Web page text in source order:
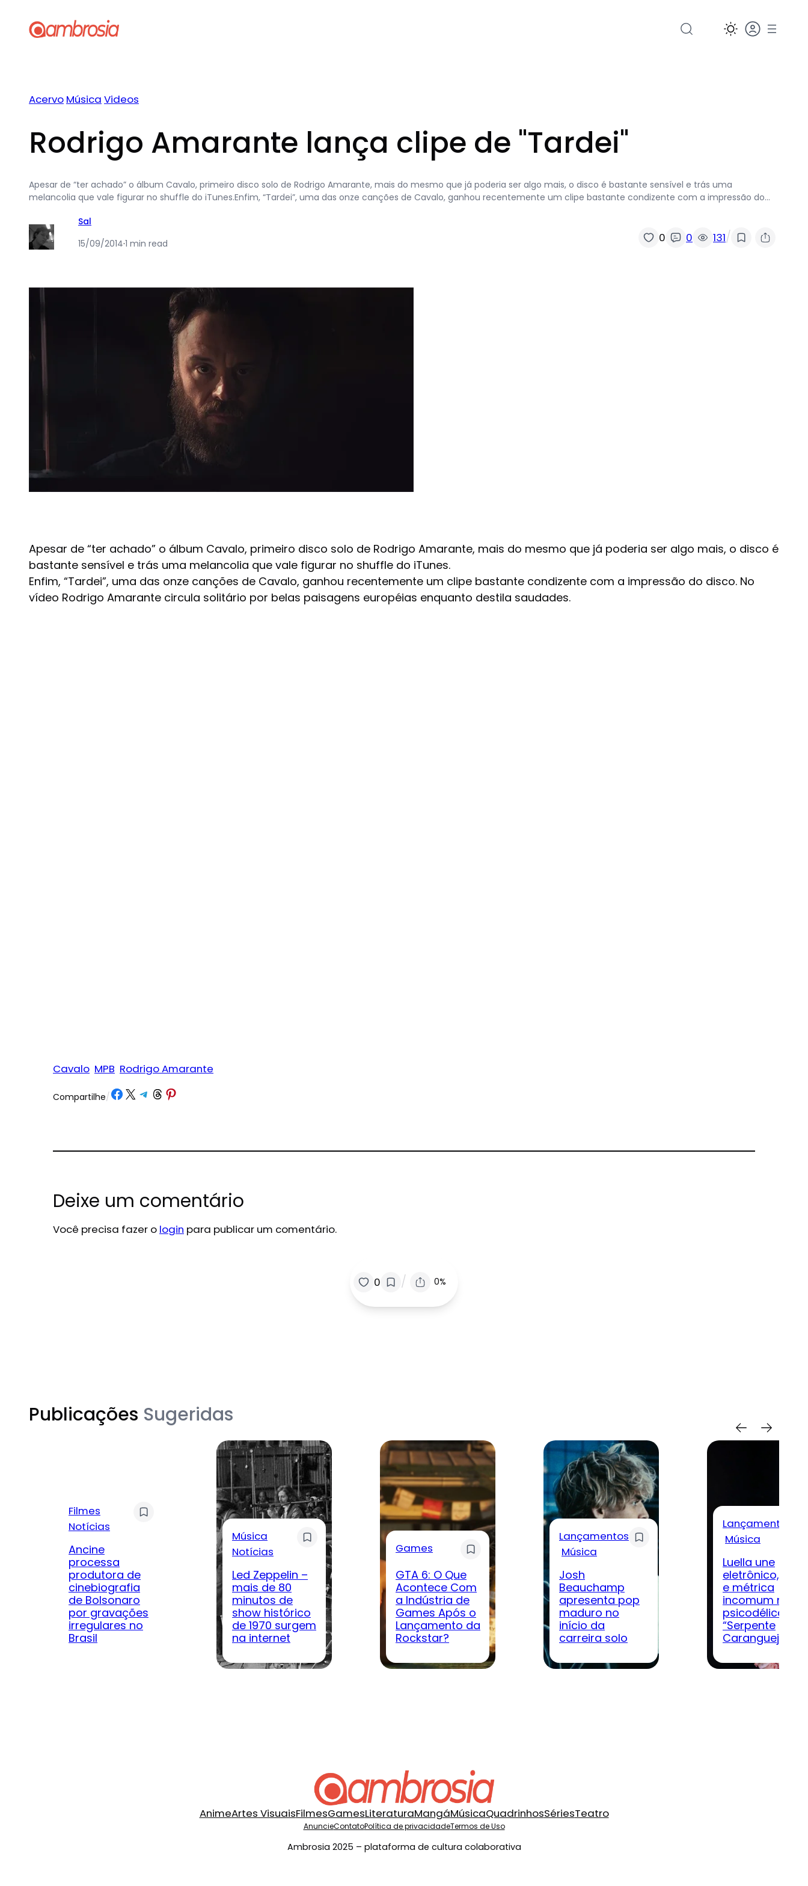
Acervo Música Videos
Rodrigo Amarante lança clipe de "Tardei"
Apesar de “ter achado” o álbum Cavalo, primeiro disco solo de Rodrigo Amarante, mais do mesmo que já poderia ser algo mais, o disco é bastante sensível e trás uma
melancolia que vale figurar no shuffle do iTunes.Enfim, “Tardei”, uma das onze canções de Cavalo, ganhou recentemente um clipe bastante condizente com a impressão do…
Sal
15/09/2014·1 min read 0 0 131/
Apesar de “ter achado” o álbum Cavalo, primeiro disco solo de Rodrigo Amarante, mais do mesmo que já poderia ser algo mais, o disco é
bastante sensível e trás uma melancolia que vale figurar no shuffle do iTunes.
Enfim, “Tardei”, uma das onze canções de Cavalo, ganhou recentemente um clipe bastante condizente com a impressão do disco. No
vídeo Rodrigo Amarante circula solitário por belas paisagens européias enquanto destila saudades.
Cavalo MPB Rodrigo Amarante
Compartilhe/ Share on Facebook
Share on X Share on Telegram
Share on Threads
Share on Pinterest
Deixe um comentário
Você precisa fazer o login para publicar um comentário.
0 / 0%
Publicações Sugeridas
Filmes
Notícias
Ancine
processa
produtora de
cinebiografia
de Bolsonaro
por gravações
irregulares no
Brasil
Música
Notícias
Led Zeppelin –
mais de 80
minutos de
show histórico
de 1970 surgem
na internet
Games
GTA 6: O Que
Acontece Com
a Indústria de
Games Após o
Lançamento da
Rockstar?
Lançamentos
Música
Josh
Beauchamp
apresenta pop
maduro no
início da
carreira solo
Lançamentos
Música
Luella une
eletrônico, rock
e métrica
incomum na
psicodélica
“Serpente
Caranguejo”
AnimeArtes VisuaisFilmesGamesLiteraturaMangáMúsicaQuadrinhosSériesTeatro
AnuncieContatoPolítica de privacidadeTermos de Uso
Ambrosia 2025 – plataforma de cultura colaborativa